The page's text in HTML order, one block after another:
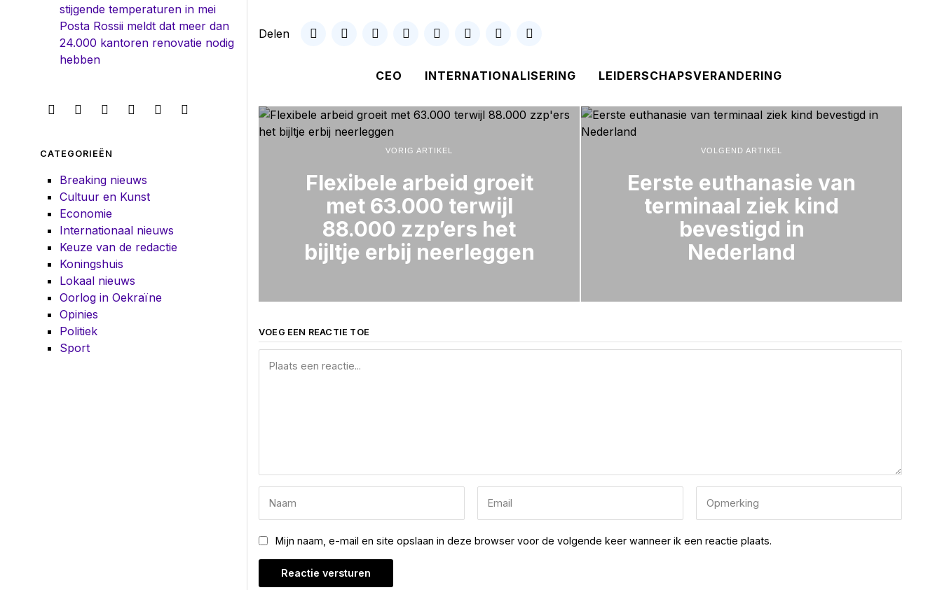
Delen
CEO INTERNATIONALISERING LEIDERSCHAPSVERANDERING
VORIG ARTIKEL
Flexibele arbeid groeit
met 63.000 terwijl
88.000 zzp’ers het
bijltje erbij neerleggen
VOLGEND ARTIKEL
Eerste euthanasie van
terminaal ziek kind
bevestigd in
Nederland
VOEG EEN REACTIE TOE
Mijn naam, e-mail en site opslaan in deze browser voor de volgende keer wanneer ik een reactie plaats.
stijgende temperaturen in mei
Posta Rossii meldt dat meer dan
24.000 kantoren renovatie nodig
hebben
CATEGORIEËN
Breaking nieuws
Cultuur en Kunst
Economie
Internationaal nieuws
Keuze van de redactie
Koningshuis
Lokaal nieuws
Oorlog in Oekraïne
Opinies
Politiek
Sport